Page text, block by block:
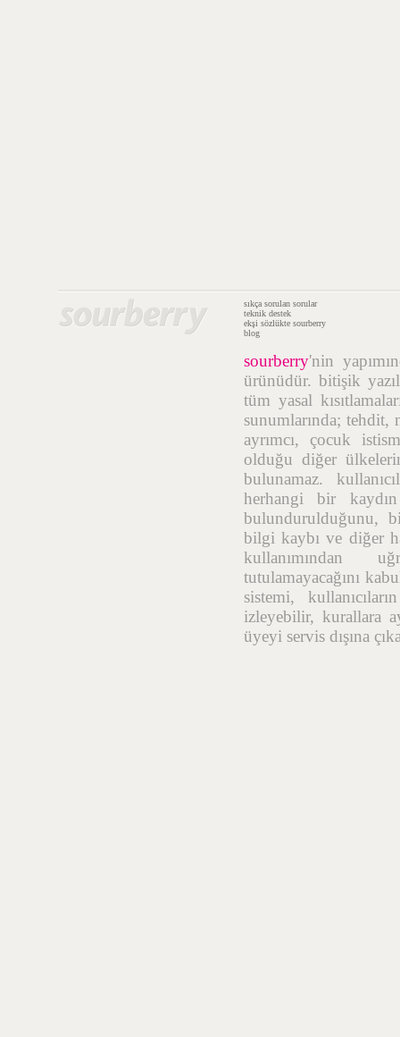
sıkça sorulan sorular
teknik destek
ekşi sözlükte sourberry
blog
sourberry'nin
ürünüdür. bitişik
tüm yasal
sunumlarında; tehdit,
ayrımcı, çocuk
olduğu diğer ülkelerin
bulunamaz.
herhangi bir
bulundurulduğunu,
bilgi kaybı ve diğer
kullanımından
tutulamayacağını
sistemi,
izleyebilir, kurallara
üyeyi servis dışına